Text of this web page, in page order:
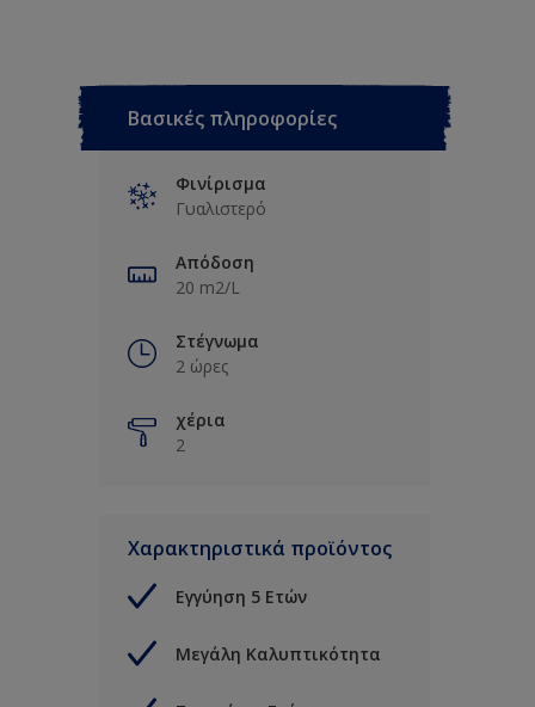
Βασικές πληροφορίες
Φινίρισμα
Γυαλιστερό
Απόδοση
20 m2/L
Στέγνωμα
2 ώρες
χέρια
2
Χαρακτηριστικά προϊόντος
Εγγύηση 5 Ετών
Μεγάλη Καλυπτικότητα